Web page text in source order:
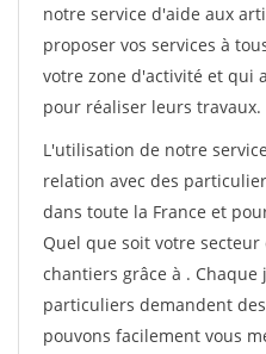
notre service d'aide aux
proposer vos services à
votre zone d'activité et qui
pour réaliser leurs travaux.
L'utilisation de notre
relation avec des
dans toute la France et
Quel que soit votre
chantiers grâce à . Chaque
particuliers demandent
pouvons facilement vous